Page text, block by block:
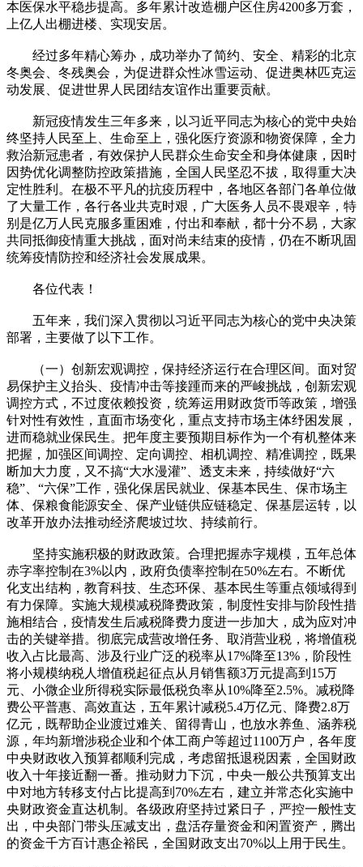
本医保水平稳步提高。多年累计改造棚户区住房4200多万套，
上亿人出棚进楼、实现安居。
经过多年精心筹办，成功举办了简约、安全、精彩的北京
冬奥会、冬残奥会，为促进群众性冰雪运动、促进奥林匹克运
动发展、促进世界人民团结友谊作出重要贡献。
新冠疫情发生三年多来，以习近平同志为核心的党中央始
终坚持人民至上、生命至上，强化医疗资源和物资保障，全力
救治新冠患者，有效保护人民群众生命安全和身体健康，因时
因势优化调整防控政策措施，全国人民坚忍不拔，取得重大决
定性胜利。在极不平凡的抗疫历程中，各地区各部门各单位做
了大量工作，各行各业共克时艰，广大医务人员不畏艰辛，特
别是亿万人民克服多重困难，付出和奉献，都十分不易，大家
共同抵御疫情重大挑战，面对尚未结束的疫情，仍在不断巩固
统筹疫情防控和经济社会发展成果。
各位代表！
五年来，我们深入贯彻以习近平同志为核心的党中央决策
部署，主要做了以下工作。
（一）创新宏观调控，保持经济运行在合理区间。面对贸
易保护主义抬头、疫情冲击等接踵而来的严峻挑战，创新宏观
调控方式，不过度依赖投资，统筹运用财政货币等政策，增强
针对性有效性，直面市场变化，重点支持市场主体纾困发展，
进而稳就业保民生。把年度主要预期目标作为一个有机整体来
把握，加强区间调控、定向调控、相机调控、精准调控，既果
断加大力度，又不搞“大水漫灌”、透支未来，持续做好“六
稳”、“六保”工作，强化保居民就业、保基本民生、保市场主
体、保粮食能源安全、保产业链供应链稳定、保基层运转，以
改革开放办法推动经济爬坡过坎、持续前行。
坚持实施积极的财政政策。合理把握赤字规模，五年总体
赤字率控制在3%以内，政府负债率控制在50%左右。不断优
化支出结构，教育科技、生态环保、基本民生等重点领域得到
有力保障。实施大规模减税降费政策，制度性安排与阶段性措
施相结合，疫情发生后减税降费力度进一步加大，成为应对冲
击的关键举措。彻底完成营改增任务、取消营业税，将增值税
收入占比最高、涉及行业广泛的税率从17%降至13%，阶段性
将小规模纳税人增值税起征点从月销售额3万元提高到15万
元、小微企业所得税实际最低税负率从10%降至2.5%。减税降
费公平普惠、高效直达，五年累计减税5.4万亿元、降费2.8万
亿元，既帮助企业渡过难关、留得青山，也放水养鱼、涵养税
源，年均新增涉税企业和个体工商户等超过1100万户，各年度
中央财政收入预算都顺利完成，考虑留抵退税因素，全国财政
收入十年接近翻一番。推动财力下沉，中央一般公共预算支出
中对地方转移支付占比提高到70%左右，建立并常态化实施中
央财政资金直达机制。各级政府坚持过紧日子，严控一般性支
出，中央部门带头压减支出，盘活存量资金和闲置资产，腾出
的资金千方百计惠企裕民，全国财政支出70%以上用于民生。